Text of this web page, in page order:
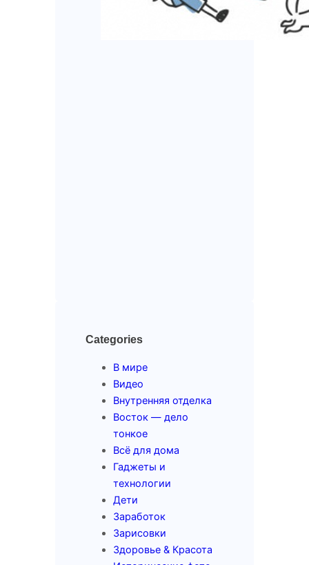
Categories
В мире
Видео
Внутренняя отделка
Восток — дело
тонкое
Всё для дома
Гаджеты и
технологии
Дети
Заработок
Зарисовки
Здоровье & Красота